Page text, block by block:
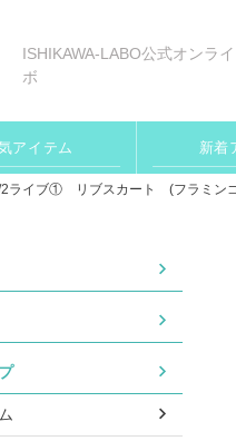
ISHIKAWA-LABO公式オンラ
ボ
アイテム 新着
2ライブ① リブスカート (フラミン